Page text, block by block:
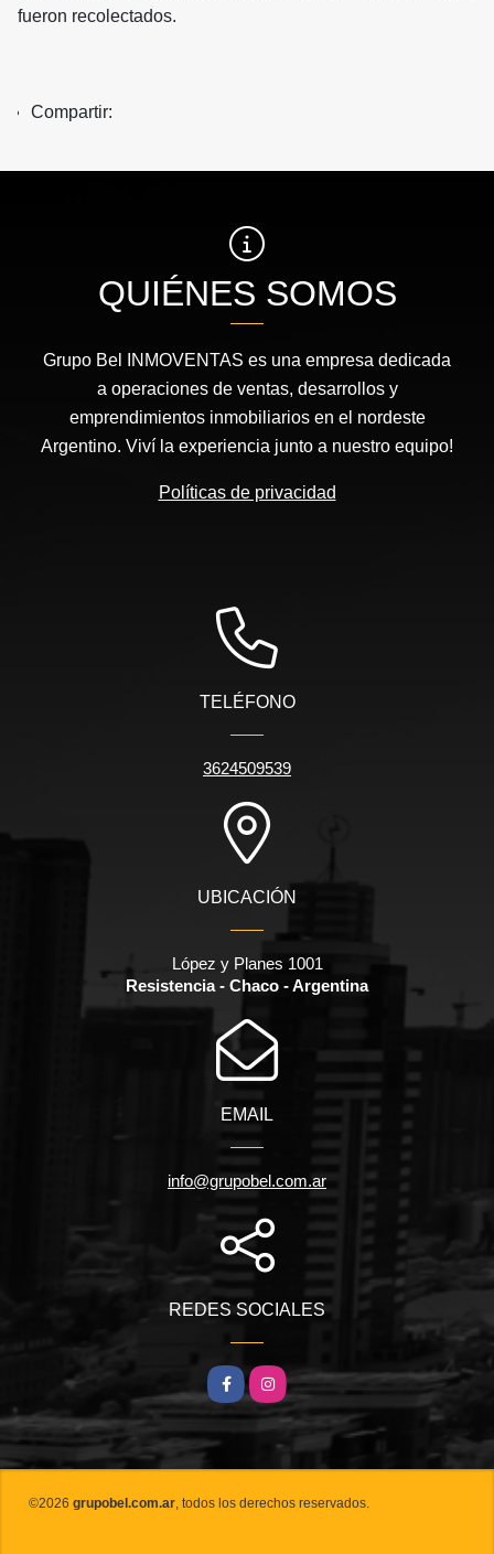
fueron recolectados.
Compartir:
QUIÉNES SOMOS
Grupo Bel INMOVENTAS es una empresa dedicada
a operaciones de ventas, desarrollos y
emprendimientos inmobiliarios en el nordeste
Argentino. Viví la experiencia junto a nuestro equipo!
Políticas de privacidad
TELÉFONO
3624509539
UBICACIÓN
López y Planes 1001
Resistencia - Chaco - Argentina
EMAIL
info@grupobel.com.ar
REDES SOCIALES
FacebookInstagram
©2026 grupobel.com.ar, todos los derechos reservados.